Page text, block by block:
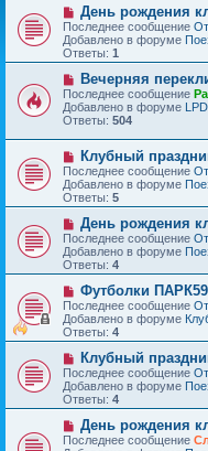
Н
о
в
о
е
с
о
о
б
щ
е
н
и
е
День рождения
Последнее сообщение
Добавлено в форуме
Ответы: 1
Н
о
в
о
е
с
о
б
щ
е
н
и
е
Вечерняя
Последнее сообщение
Добавлено в форуме
Ответы: 504
Н
о
в
о
е
о
о
б
щ
е
и
е
Клубный
Последнее сообщение
Добавлено в форуме
Ответы: 5
Н
о
в
о
е
с
о
б
щ
е
н
и
е
День рождения
Последнее сообщение
Добавлено в форуме
Ответы: 4
Н
о
в
о
е
с
о
о
б
щ
н
и
Футболки ПАРК59
Последнее сообщение
Добавлено в форуме
Ответы: 4
Н
о
в
о
е
о
о
Клубный
Последнее сообщение
Добавлено в форуме
Ответы: 4
Н
о
День рождения
Последнее сообщение